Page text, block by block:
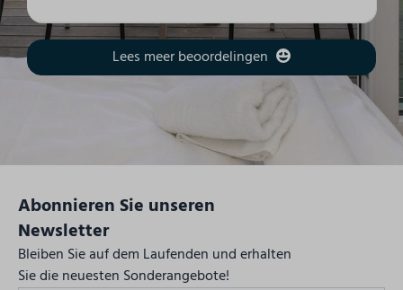
Lees meer beoordelingen
Abonnieren Sie unseren
Newsletter
Bleiben Sie auf dem Laufenden und erhalten
Sie die neuesten Sonderangebote!